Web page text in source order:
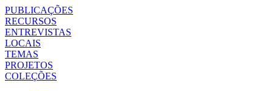
PUBLICAÇÕES
RECURSOS
ENTREVISTAS
LOCAIS
TEMAS
PROJETOS
COLEÇÕES